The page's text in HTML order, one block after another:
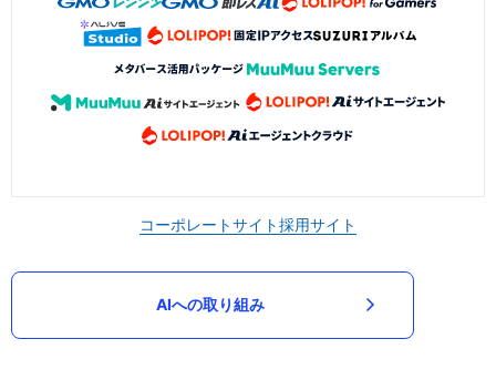
コーポレートサイト採用サイト
AIへの取り組み